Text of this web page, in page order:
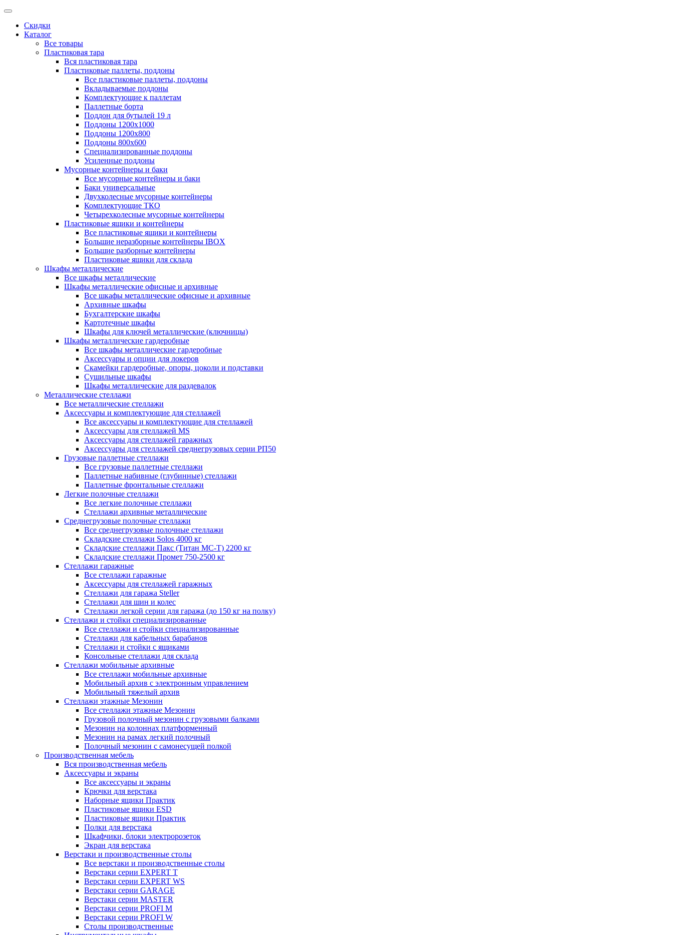
Скидки
Каталог
Все товары
Пластиковая тара
Вся пластиковая тара
Пластиковые паллеты, поддоны
Все пластиковые паллеты, поддоны
Вкладываемые поддоны
Комплектующие к паллетам
Паллетные борта
Поддон для бутылей 19 л
Поддоны 1200х1000
Поддоны 1200х800
Поддоны 800х600
Специализированные поддоны
Усиленные поддоны
Мусорные контейнеры и баки
Все мусорные контейнеры и баки
Баки универсальные
Двухколесные мусорные контейнеры
Комплектующие ТКО
Четырехколесные мусорные контейнеры
Пластиковые ящики и контейнеры
Все пластиковые ящики и контейнеры
Большие неразборные контейнеры IBOX
Большие разборные контейнеры
Пластиковые ящики для склада
Шкафы металлические
Все шкафы металлические
Шкафы металлические офисные и архивные
Все шкафы металлические офисные и архивные
Архивные шкафы
Бухгалтерские шкафы
Картотечные шкафы
Шкафы для ключей металлические (ключницы)
Шкафы металлические гардеробные
Все шкафы металлические гардеробные
Аксессуары и опции для локеров
Скамейки гардеробные, опоры, цоколи и подставки
Сушильные шкафы
Шкафы металлические для раздевалок
Металлические стеллажи
Все металлические стеллажи
Аксессуары и комплектующие для стеллажей
Все аксессуары и комплектующие для стеллажей
Аксессуары для стеллажей MS
Аксессуары для стеллажей гаражных
Аксессуары для стеллажей среднегрузовых серии РП50
Грузовые паллетные стеллажи
Все грузовые паллетные стеллажи
Паллетные набивные (глубинные) стеллажи
Паллетные фронтальные стеллажи
Легкие полочные стеллажи
Все легкие полочные стеллажи
Стеллажи архивные металлические
Среднегрузовые полочные стеллажи
Все среднегрузовые полочные стеллажи
Складские стеллажи Solos 4000 кг
Складские стеллажи Пакс (Титан МС-Т) 2200 кг
Складские стеллажи Промет 750-2500 кг
Стеллажи гаражные
Все стеллажи гаражные
Аксессуары для стеллажей гаражных
Стеллажи для гаража Steller
Стеллажи для шин и колес
Стеллажи легкой серии для гаража (до 150 кг на полку)
Стеллажи и стойки специализированные
Все стеллажи и стойки специализированные
Стеллажи для кабельных барабанов
Стеллажи и стойки с ящиками
Консольные стеллажи для склада
Стеллажи мобильные архивные
Все стеллажи мобильные архивные
Мобильный архив с электронным управлением
Мобильный тяжелый архив
Стеллажи этажные Мезонин
Все стеллажи этажные Мезонин
Грузовой полочный мезонин с грузовыми балками
Мезонин на колоннах платформенный
Мезонин на рамах легкий полочный
Полочный мезонин с самонесущей полкой
Производственная мебель
Вся производственная мебель
Аксессуары и экраны
Все аксессуары и экраны
Крючки для верстака
Наборные ящики Практик
Пластиковые ящики ESD
Пластиковые ящики Практик
Полки для верстака
Шкафчики, блоки электророзеток
Экран для верстака
Верстаки и производственные столы
Все верстаки и производственные столы
Верстаки серии EXPERT T
Верстаки серии EXPERT WS
Верстаки серии GARAGE
Верстаки серии MASTER
Верстаки серии PROFI M
Верстаки серии PROFI W
Столы производственные